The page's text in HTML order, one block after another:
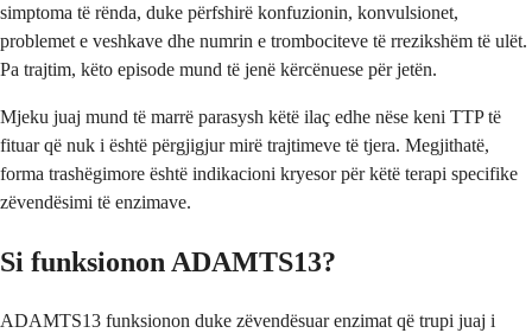
simptoma të rënda, duke përfshirë konfuzionin, konvulsionet,
problemet e veshkave dhe numrin e trombociteve të rrezikshëm të ulët.
Pa trajtim, këto episode mund të jenë kërcënuese për jetën.
Mjeku juaj mund të marrë parasysh këtë ilaç edhe nëse keni TTP të
fituar që nuk i është përgjigjur mirë trajtimeve të tjera. Megjithatë,
forma trashëgimore është indikacioni kryesor për këtë terapi specifike
zëvendësimi të enzimave.
Si funksionon ADAMTS13?
ADAMTS13 funksionon duke zëvendësuar enzimat që trupi juaj i